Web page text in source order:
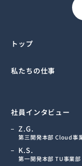
トップ
私たちの仕事
社員インタビュー
Z.G.
第三開発本部 Cloud事
K.S.
第一開発本部 TU事業